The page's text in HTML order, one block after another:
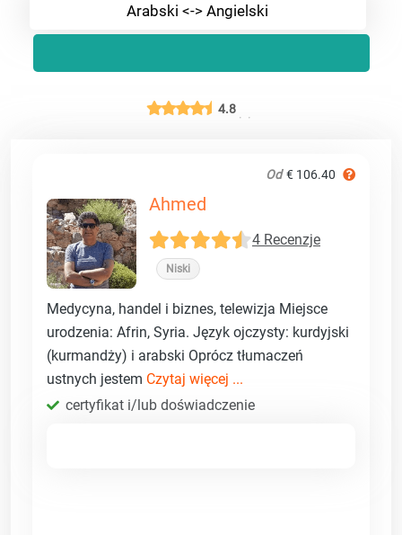
Arabski <-> Angielski
4.8
Od € 106.40
Ahmed
4 Recenzje
Niski
Medycyna, handel i biznes, telewizja Miejsce
urodzenia: Afrin, Syria. Język ojczysty: kurdyjski
(kurmandży) i arabski Oprócz tłumaczeń
ustnych jestem Czytaj więcej ...
certyfikat i/lub doświadczenie